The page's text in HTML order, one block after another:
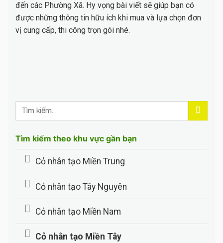
đến các Phường Xã. Hy vọng bài viết sẽ giúp bạn có
được những thông tin hữu ích khi mua và lựa chọn đơn
vị cung cấp, thi công trọn gói nhé.
Tìm kiếm theo khu vực gần bạn
Cỏ nhân tạo Miền Trung
Cỏ nhân tạo Tây Nguyên
Cỏ nhân tạo Miền Nam
Cỏ nhân tạo Miền Tây